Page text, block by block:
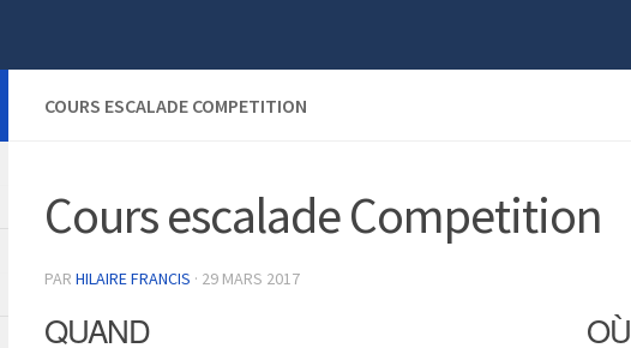
COURS ESCALADE COMPETITION
Cours escalade Competition
PAR HILAIRE FRANCIS · 29 MARS 2017
QUAND OÙ